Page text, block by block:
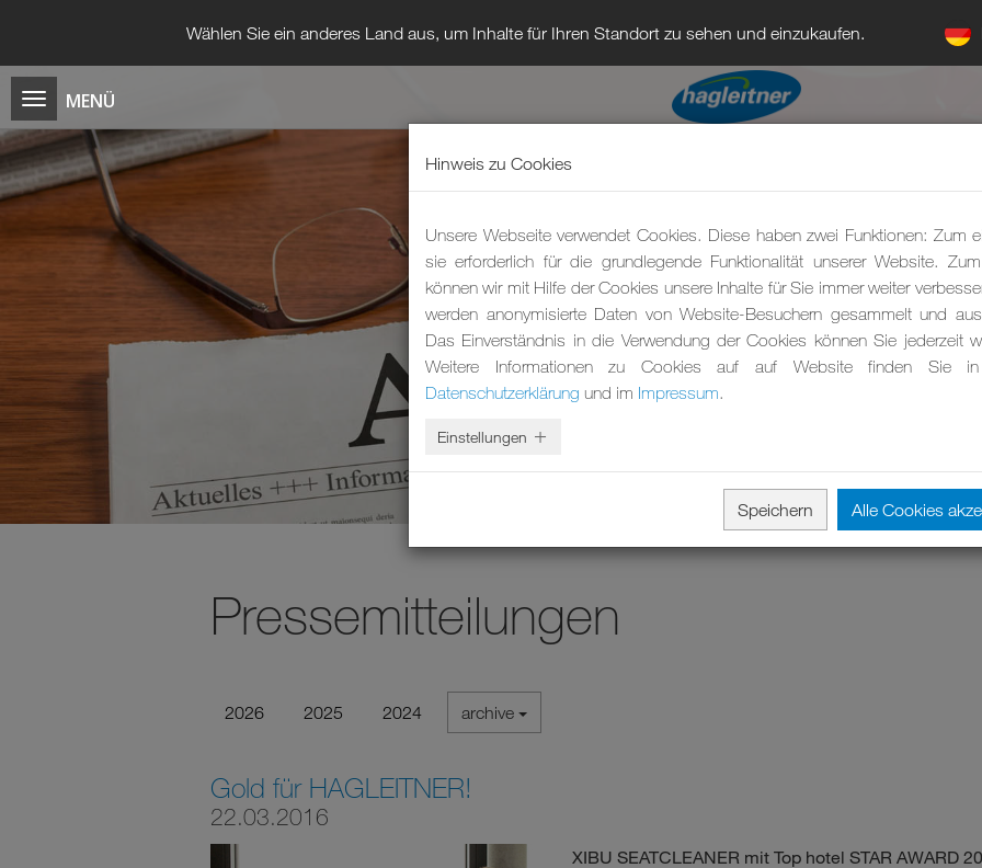
Wählen Sie ein anderes Land aus, um Inhalte für Ihren Standort zu sehen und einzukaufen.
Pressemitteilungen
2026 2025 2024 archive
Gold für HAGLEITNER!
22.03.2016
XIBU SEATCLEANER mit Top hotel STAR AWARD
Hinweis zu Cookies
Unsere Webseite verwendet Cookies. Diese haben zwei Funktionen: Zum
sie erforderlich für die grundlegende Funktionalität unserer Website.
können wir mit Hilfe der Cookies unsere Inhalte für Sie immer weiter
werden anonymisierte Daten von Website-Besuchern gesammelt und
Das Einverständnis in die Verwendung der Cookies können Sie jederzeit
Weitere Informationen zu Cookies auf auf Website finden Sie in
Datenschutzerklärung und im Impressum.
Einstellungen
Speichern Alle Cookies